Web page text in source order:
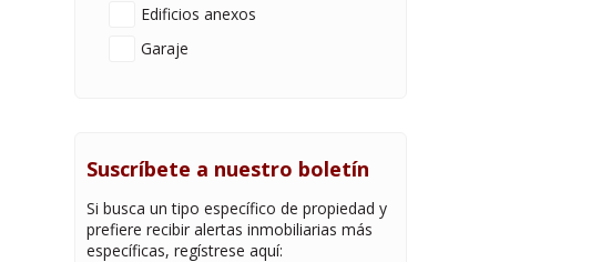
Edificios anexos
Garaje
Suscríbete a nuestro boletín
Si busca un tipo específico de propiedad y
prefiere recibir alertas inmobiliarias más
específicas, regístrese aquí: